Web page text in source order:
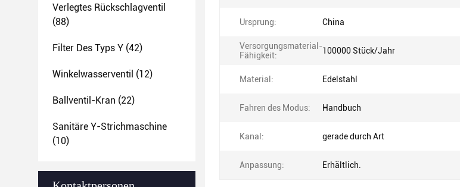
Verlegtes Rückschlagventil
(88)
Filter Des Typs Y (42)
Winkelwasserventil (12)
Ballventil-Kran (22)
Sanitäre Y-Strichmaschine
(10)
Ursprung: China
Versorgungsmaterial-
Fähigkeit:
100000 Stück/Jahr
Material: Edelstahl
Fahren des Modus: Handbuch
Kanal: gerade durch Art
Anpassung: Erhältlich.